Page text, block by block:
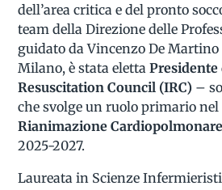
dell’area critica e del pronto
team della Direzione delle
guidato da Vincenzo De
Milano, è stata elettaPresidente
Resuscitation Council (IRC) –
che svolge un ruolo primario nel
Rianimazione Cardiopolmonare
2025-2027.
Laureata in Scienze